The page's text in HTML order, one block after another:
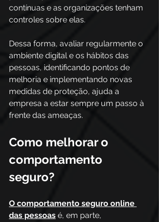
contínuas e as organizações tenham
controles sobre elas.
Dessa forma, avaliar regularmente o
ambiente digital e os hábitos das
pessoas, identificando pontos de
melhoria e implementando novas
medidas de proteção, ajuda a
empresa a estar sempre um passo à
frente das ameaças.
Como melhorar o
comportamento
seguro?
O comportamento seguro online
das pessoas é, em parte,